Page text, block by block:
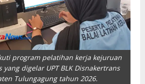
program pelatihan kerja kejuruan
yang digelar UPT BLK Disnakertrans
Tulungagung tahun 2026.